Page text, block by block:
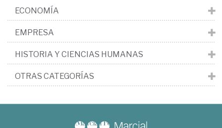
ECONOMÍA
EMPRESA
HISTORIA Y CIENCIAS HUMANAS
OTRAS CATEGORÍAS